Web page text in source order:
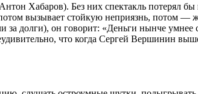
Хабаров). Без них спектакль потерял бы
вызывает стойкую неприязнь, потом —
за долги), он говорит: «Деньги нынче умнее
что когда Сергей Вершинин